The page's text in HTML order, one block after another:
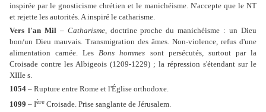
inspirée par le gnosticisme chrétien et le manichéisme. N'accepte que le NT
et rejette les autorités. A inspiré le catharisme.
Vers l'an Mil– Catharisme, doctrine proche du manichéisme : un Dieu
bon/un Dieu mauvais. Transmigration des âmes. Non-violence, refus d'une
alimentation carnée. LesBons hommes sont persécutés, surtout par la
Croisade contre les Albigeois (1209-1229) ; la répression s'étendant sur le
XIIIe s.
1054 – Rupture entre Rome et l'Église orthodoxe.
1099 – Ière Croisade. Prise sanglante de Jérusalem.